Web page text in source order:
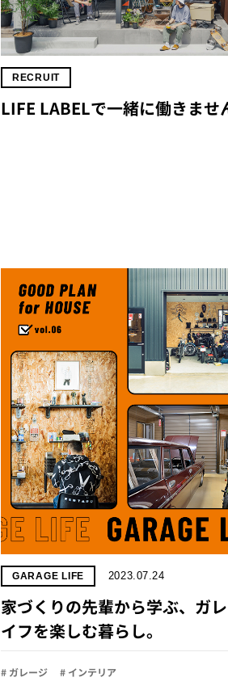
RECRUIT
LIFE LABELで一緒に働きませ
GARAGE LIFE 2023.07.24
家づくりの先輩から学ぶ、ガ
イフを楽しむ暮らし。
# ガレージ # インテリア